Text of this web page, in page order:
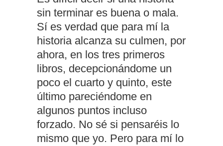
sin terminar es buena o mala.
Sí es verdad que para mí la
historia alcanza su culmen, por
ahora, en los tres primeros
libros, decepcionándome un
poco el cuarto y quinto, este
último pareciéndome en
algunos puntos incluso
forzado. No sé si pensaréis lo
mismo que yo. Pero para mí lo